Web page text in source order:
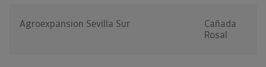
Agroexpansion Sevilla Sur
Cañada
Rosal